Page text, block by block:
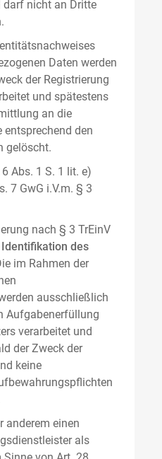
darf nicht an Dritte
Daten werden
der Registrierung
und spätestens
an die
entsprechend den
gelöscht.
Abs. 1 S. 1 lit. e)
7 GwG i.V.m. § 3
nach § 3 TrEinV
Identifikation des
im Rahmen der
ausschließlich
Aufgabenerfüllung
verarbeitet und
der Zweck der
keine
anderem einen
als